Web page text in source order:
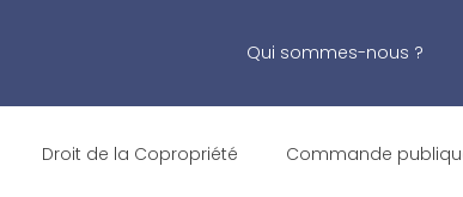
Qui sommes-nous ?
Droit de la Copropriété Commande